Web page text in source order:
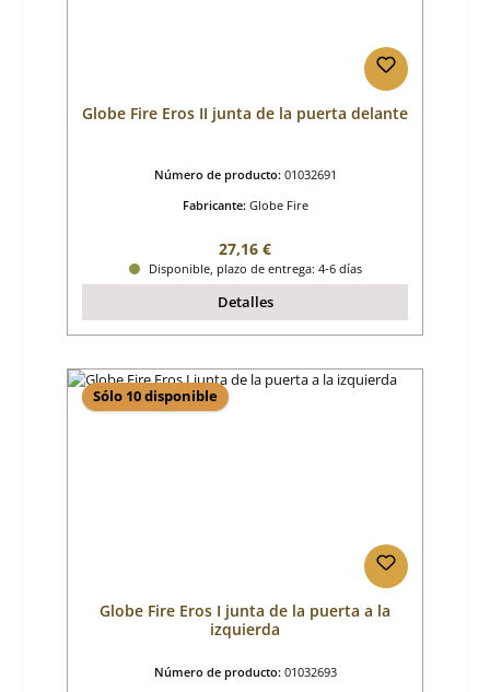
Globe Fire Eros II junta de la puerta delante
Número de producto: 01032691
Fabricante: Globe Fire
Precio normal:
27,16 €
Disponible, plazo de entrega: 4-6 días
Detalles
Sólo 10 disponible
Globe Fire Eros I junta de la puerta a la
izquierda
Número de producto: 01032693